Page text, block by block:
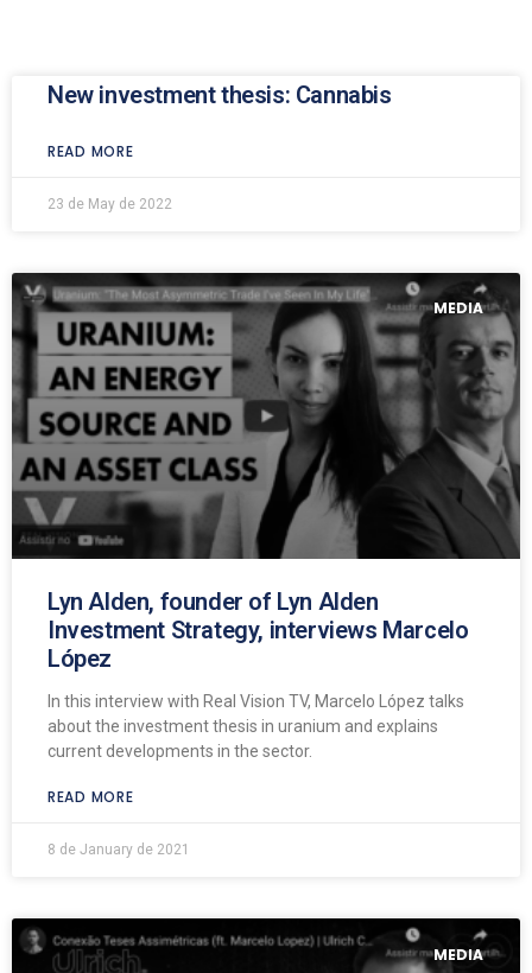
New investment thesis: Cannabis
READ MORE
23 de May de 2022
MEDIA
Lyn Alden, founder of Lyn Alden
Investment Strategy, interviews Marcelo
López
In this interview with Real Vision TV, Marcelo López talks
about the investment thesis in uranium and explains
current developments in the sector.
READ MORE
8 de January de 2021
MEDIA